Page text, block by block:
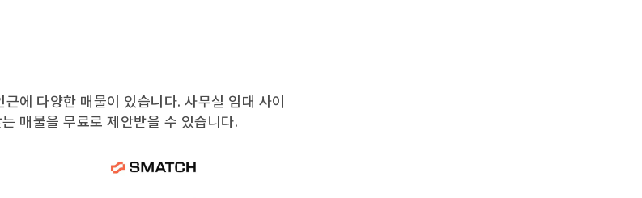
근에 다양한 매물이 있습니다. 사무실 임대 사이
매물을 무료로 제안받을 수 있습니다.